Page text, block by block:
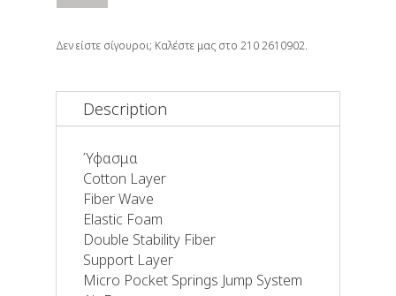
Linea
quantity
Δεν είστε σίγουροι; Καλέστε μας στο 210 2610902.
Description
Ύφασμα
Cotton Layer
Fiber Wave
Elastic Foam
Double Stability Fiber
Support Layer
Micro Pocket Springs Jump System